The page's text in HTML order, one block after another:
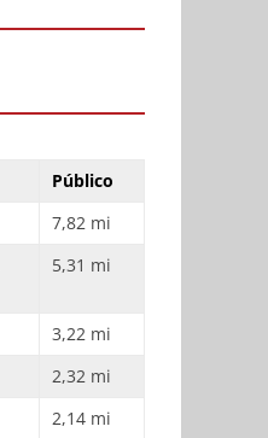
Público
7,82 mi
5,31 mi
3,22 mi
2,32 mi
2,14 mi